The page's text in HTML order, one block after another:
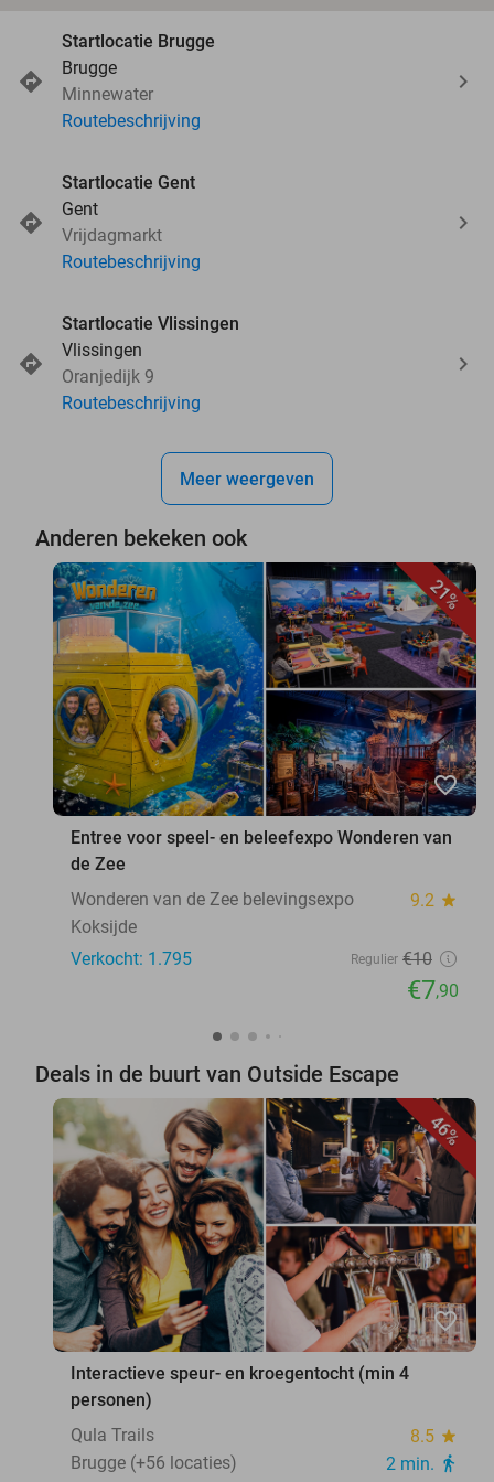
Startlocatie Brugge
Brugge
Minnewater
Routebeschrijving
Startlocatie Gent
Gent
Vrijdagmarkt
Routebeschrijving
Startlocatie Vlissingen
Vlissingen
Oranjedijk 9
Routebeschrijving
Meer weergeven
Anderen bekeken ook
21%
favorite_border
Entree voor speel- en beleefexpo Wonderen van
de Zee
Wonderen van de Zee belevingsexpo
9.2 star
Koksijde
Verkocht: 1.795
Regulier €10
€7,90
Deals in de buurt van Outside Escape
46%
favorite_border
Interactieve speur- en kroegentocht (min 4
personen)
Qula Trails
8.5 star
Brugge (+56 locaties) 2 min. directions_walk